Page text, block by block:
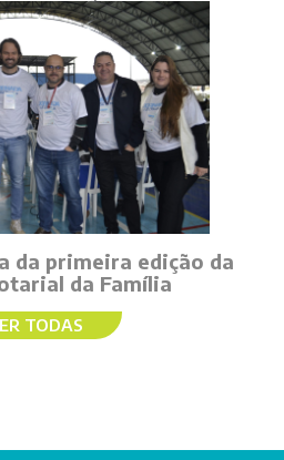
da primeira edição da
da Família
TODAS